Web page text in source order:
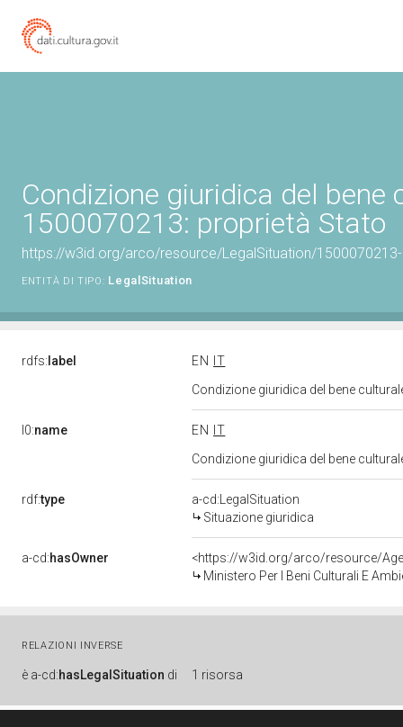
Condizione giuridica del bene
1500070213: proprietà Stato
https://w3id.org/arco/resource/LegalSituation/
ENTITÀ DI TIPO: LegalSituation
rdfs: label EN
IT
Condizione giuridica del bene
l0:name EN
IT
Condizione giuridica del bene
rdf:type
a-cd:LegalSituation
Situazione giuridica
a-cd:hasOwner
<https://w3id.org/arco/resource/
Ministero Per I Beni Culturali E
RELAZIONI INVERSE
è a-cd:hasLegalSituation di 1 risorsa